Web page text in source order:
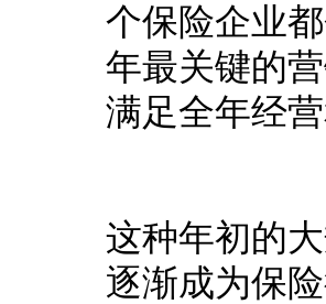
个保险企业
年最关键的
满足全年经
这种年初的
逐渐成为保